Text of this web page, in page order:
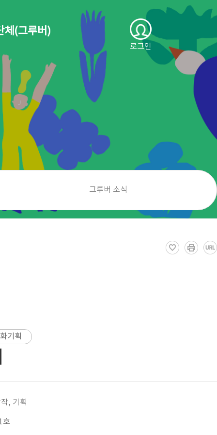
체(그루버)
로그인
그루버 소식
기획
, 기획
호